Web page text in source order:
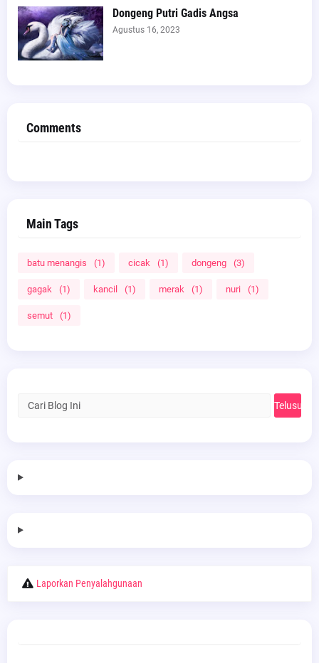
Dongeng Putri Gadis Angsa
Agustus 16, 2023
Comments
Main Tags
batu menangis (1) cicak (1) dongeng (3)
gagak (1) kancil (1) merak (1) nuri (1)
semut (1)
Laporkan Penyalahgunaan